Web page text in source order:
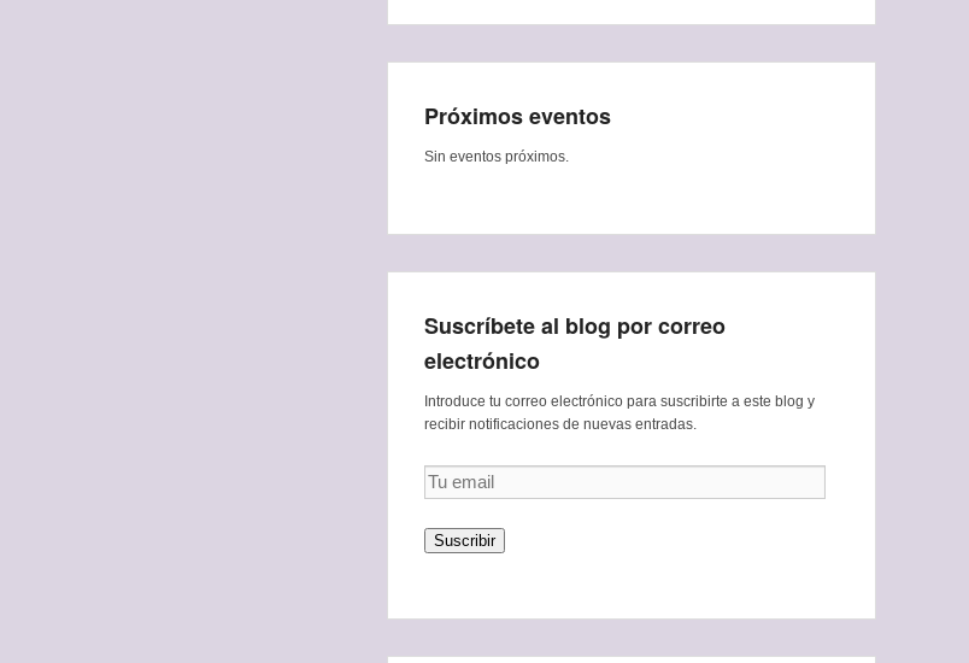
Próximos eventos
Sin eventos próximos.
Suscríbete al blog por correo
electrónico
Introduce tu correo electrónico para suscribirte a este blog y
recibir notificaciones de nuevas entradas.
Tu
email
Suscribir